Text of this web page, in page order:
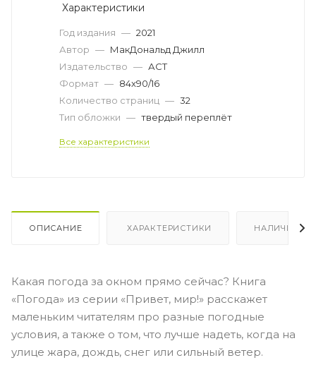
Характеристики
Год издания — 2021
Автор — МакДональд Джилл
Издательство — АСТ
Формат — 84x90/16
Количество страниц — 32
Тип обложки — твердый переплёт
Все характеристики
ОПИСАНИЕ ХАРАКТЕРИСТИКИ НАЛИЧИЕ
Какая погода за окном прямо сейчас? Книга
«Погода» из серии «Привет, мир!» расскажет
маленьким читателям про разные погодные
условия, а также о том, что лучше надеть, когда на
улице жара, дождь, снег или сильный ветер.